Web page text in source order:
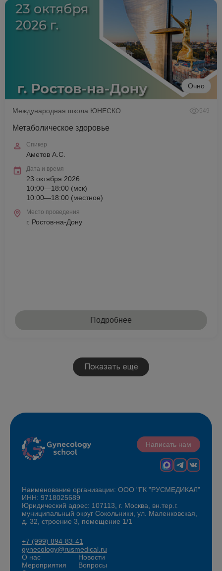
Очно
Международная школа ЮНЕСКО 549
Метаболическое здоровье
Спикер
Аметов А.С.
Дата и время
23 октября 2026
10:00—18:00 (мск)
10:00—18:00 (местное)
Место проведения
г. Ростов-на-Дону
Подробнее
Показать ещё
Написать нам
Наименование организации: ООО "ГК "РУСМЕДИКАЛ"
ИНН: 9718025689
Юридический адрес: 107113, г. Москва, вн.тер.г.
муниципальный округ Сокольники, ул. Маленковская,
д. 32, строение 3, помещение 1/1
+7 (999) 894-83-41
gynecology@rusmedical.ru
О нас
Мероприятия
Новости
Вопросы